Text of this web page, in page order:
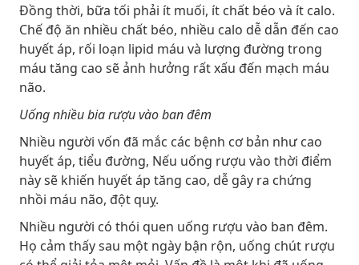
Đồng thời, bữa tối phải ít muối, ít chất béo và ít calo.
Chế độ ăn nhiều chất béo, nhiều calo dễ dẫn đến cao
huyết áp, rối loạn lipid máu và lượng đường trong
máu tăng cao sẽ ảnh hưởng rất xấu đến mạch máu
não.
Uống nhiều bia rượu vào ban đêm
Nhiều người vốn đã mắc các bệnh cơ bản như cao
huyết áp, tiểu đường, Nếu uống rượu vào thời điểm
này sẽ khiến huyết áp tăng cao, dễ gây ra chứng
nhồi máu não, đột quỵ.
Nhiều người có thói quen uống rượu vào ban đêm.
Họ cảm thấy sau một ngày bận rộn, uống chút rượu